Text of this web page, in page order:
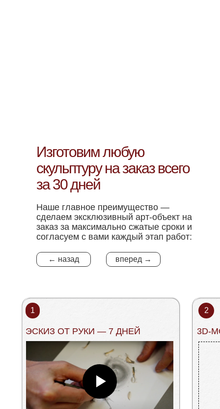
Наше главное преимущество —
сделаем эксклюзивный арт-объект на
заказ за максимально сжатые сроки и
согласуем с вами каждый этап работ:
вперед →
← назад
Изготовим любую
скульптуру на заказ всего
за 30 дней
ЭСКИЗ ОТ РУКИ — 7 ДНЕЙ 3D-
1 2